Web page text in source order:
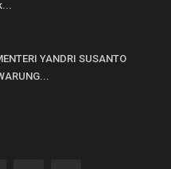
YANDRI SUSANTO